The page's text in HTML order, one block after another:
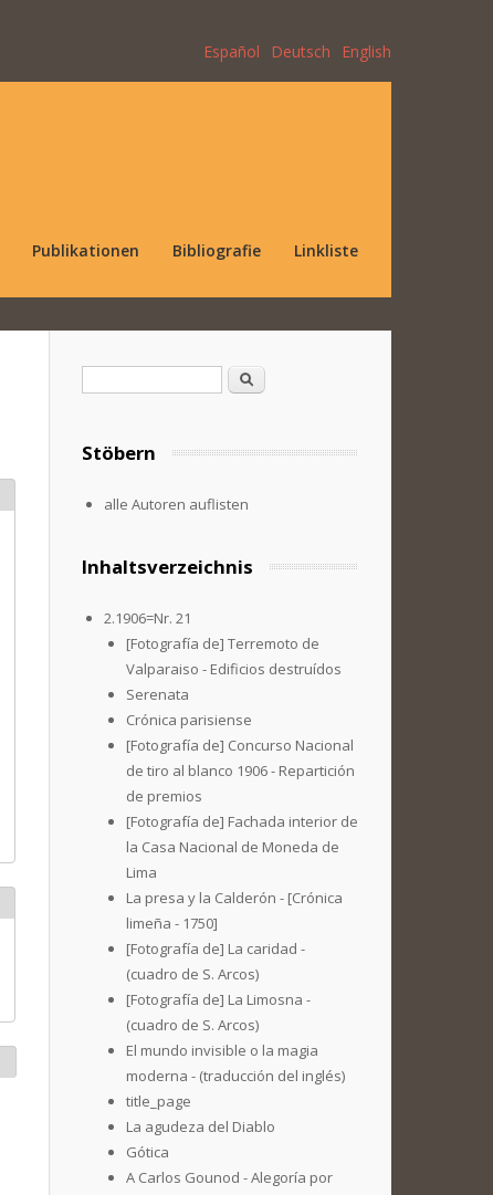
Español Deutsch English
Publikationen Bibliografie Linkliste
Suche
Stöbern
alle Autoren auflisten
Inhaltsverzeichnis
2.1906=Nr. 21
[Fotografía de] Terremoto de
Valparaiso - Edificios destruídos
Serenata
Crónica parisiense
[Fotografía de] Concurso Nacional
de tiro al blanco 1906 - Repartición
de premios
[Fotografía de] Fachada interior de
la Casa Nacional de Moneda de
Lima
La presa y la Calderón - [Crónica
limeña - 1750]
[Fotografía de] La caridad -
(cuadro de S. Arcos)
[Fotografía de] La Limosna -
(cuadro de S. Arcos)
El mundo invisible o la magia
moderna - (traducción del inglés)
title_page
La agudeza del Diablo
Gótica
A Carlos Gounod - Alegoría por